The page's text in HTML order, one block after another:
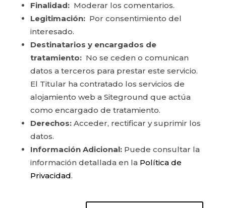
Finalidad:Moderar los comentarios.
Legitimación:Por consentimiento del
interesado.
Destinatarios y encargados de
tratamiento:No se ceden o comunican
datos a terceros para prestar este servicio.
El Titular ha contratado los servicios de
alojamiento web a Siteground que actúa
como encargado de tratamiento.
Derechos:Acceder, rectificar y suprimir los
datos.
Información Adicional:Puede consultar la
información detallada en la Política de
Privacidad.